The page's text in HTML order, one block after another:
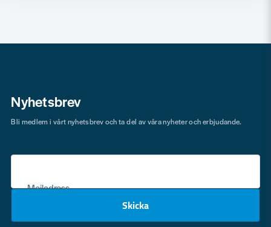
Nyhetsbrev
Mejladress
Skicka
Bli medlem i vårt nyhetsbrev och ta del av våra nyheter och erbjudande.